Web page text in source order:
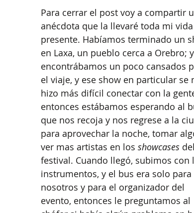
Para cerrar el post voy a compartir
anécdota que la llevaré toda mi vida
presente. Habíamos terminado un
en Laxa, un pueblo cerca a Orebro;
encontrábamos un poco cansados
el viaje, y ese show en particular se
hizo más difícil conectar con la
entonces estábamos esperando al
que nos recoja y nos regrese a la
para aprovechar la noche, tomar
ver mas artistas en los showcases del
festival. Cuando llegó, subimos con
instrumentos, y el bus era solo para
nosotros y para el organizador del
evento, entonces le preguntamos al